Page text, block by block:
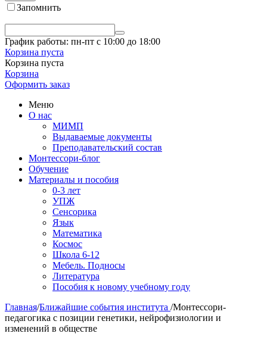
Запомнить
График работы: пн-пт с 10:00 до 18:00
Корзина пуста
Корзина пуста
Корзина
Оформить заказ
Меню
О нас
МИМП
Выдаваемые документы
Преподавательский состав
Монтессори-блог
Обучение
Материалы и пособия
0-3 лет
УПЖ
Сенсорика
Язык
Математика
Космос
Школа 6-12
Мебель. Подносы
Литература
Пособия к новому учебному году
Главная/Ближайшие события института /Mонтессори-
педагогика с позиции генетики, нейрофизиологии и
изменений в обществе